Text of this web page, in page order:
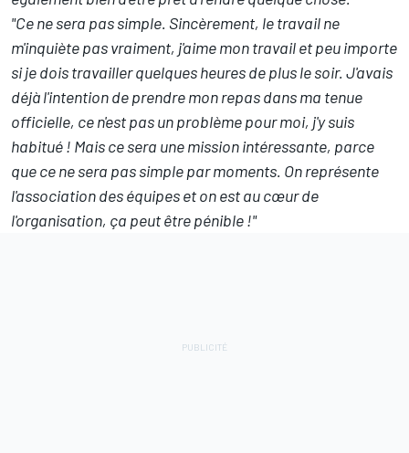
"Ce ne sera pas simple. Sincèrement, le travail ne
m'inquiète pas vraiment, j'aime mon travail et peu importe
si je dois travailler quelques heures de plus le soir. J'avais
déjà l'intention de prendre mon repas dans ma tenue
officielle, ce n'est pas un problème pour moi, j'y suis
habitué ! Mais ce sera une mission intéressante, parce
que ce ne sera pas simple par moments. On représente
l'association des équipes et on est au cœur de
l'organisation, ça peut être pénible !"